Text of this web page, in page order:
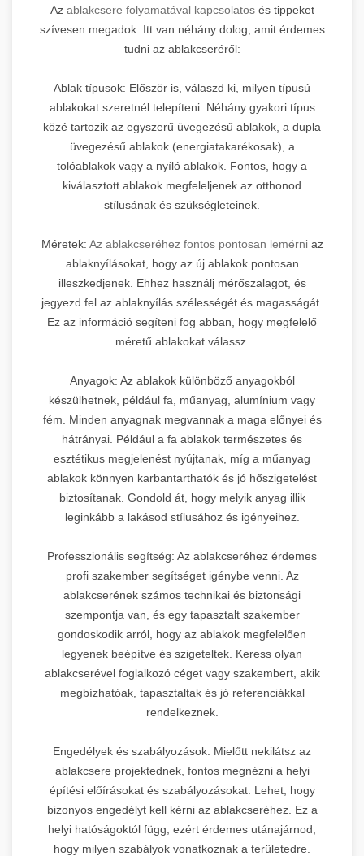
Az ablakcsere folyamatával kapcsolatosés tippeket
szívesen megadok. Itt van néhány dolog, amit érdemes
tudni az ablakcseréről:
Ablak típusok: Először is, válaszd ki, milyen típusú
ablakokat szeretnél telepíteni. Néhány gyakori típus
közé tartozik az egyszerű üvegezésű ablakok, a dupla
üvegezésű ablakok (energiatakarékosak), a
tolóablakok vagy a nyíló ablakok. Fontos, hogy a
kiválasztott ablakok megfeleljenek az otthonod
stílusának és szükségleteinek.
Méretek: Az ablakcseréhez fontos pontosan lemérniaz
ablaknyílásokat, hogy az új ablakok pontosan
illeszkedjenek. Ehhez használj mérőszalagot, és
jegyezd fel az ablaknyílás szélességét és magasságát.
Ez az információ segíteni fog abban, hogy megfelelő
méretű ablakokat válassz.
Anyagok: Az ablakok különböző anyagokból
készülhetnek, például fa, műanyag, alumínium vagy
fém. Minden anyagnak megvannak a maga előnyei és
hátrányai. Például a fa ablakok természetes és
esztétikus megjelenést nyújtanak, míg a műanyag
ablakok könnyen karbantarthatók és jó hőszigetelést
biztosítanak. Gondold át, hogy melyik anyag illik
leginkább a lakásod stílusához és igényeihez.
Professzionális segítség: Az ablakcseréhez érdemes
profi szakember segítséget igénybe venni. Az
ablakcserének számos technikai és biztonsági
szempontja van, és egy tapasztalt szakember
gondoskodik arról, hogy az ablakok megfelelően
legyenek beépítve és szigeteltek. Keress olyan
ablakcserével foglalkozó céget vagy szakembert, akik
megbízhatóak, tapasztaltak és jó referenciákkal
rendelkeznek.
Engedélyek és szabályozások: Mielőtt nekilátsz az
ablakcsere projektednek, fontos megnézni a helyi
építési előírásokat és szabályozásokat. Lehet, hogy
bizonyos engedélyt kell kérni az ablakcseréhez. Ez a
helyi hatóságoktól függ, ezért érdemes utánajárnod,
hogy milyen szabályok vonatkoznak a területedre.